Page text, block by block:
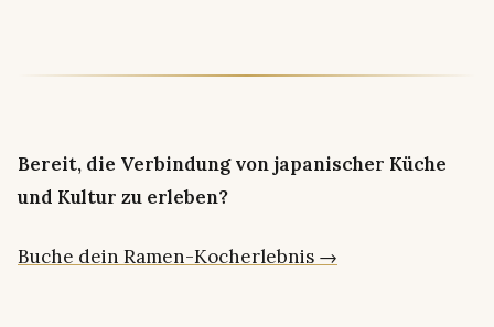
Bereit, die Verbindung von japanischer Küche
und Kultur zu erleben?
Buche dein Ramen-Kocherlebnis →